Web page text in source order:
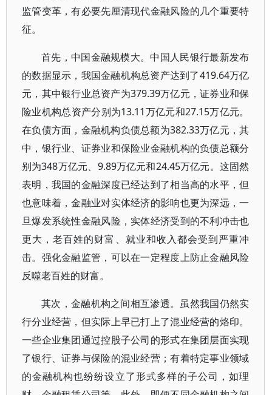
监管变革，有必要先厘清现代金融风险的几个重要特
征。
首先，中国金融规模大。中国人民银行最新发布
的数据显示，我国金融机构总资产达到了419.64万亿
元，其中银行业总资产为379.39万亿元，证券业和保
险业机构总资产分别为13.11万亿元和27.15万亿元。
在负债方面，金融机构负债总额为382.33万亿元，其
中，银行业、证券业和保险业金融机构的负债总额分
别为348万亿元、9.89万亿元和24.45万亿元。这固然
表明，我国的金融深度已经达到了相当高的水平，但
也意味着，金融业对实体经济的影响也更为深远，一
旦爆发系统性金融风险，实体经济受到的不利冲击也
更大，老百姓的财富、就业和收入都会受到严重冲
击。强化金融监管，可以在一定程度上防止金融风险
反噬老百姓的财富。
其次，金融机构之间相互渗透。虽然我国仍然实
行分业经营，但实际上早已打上了混业经营的烙印。
一些企业集团通过控股子公司的形式在集团层面实现
了银行、证券与保险的混业经营；有着特定事业领域
的金融机构也纷纷设立了形式多样的子公司，如理